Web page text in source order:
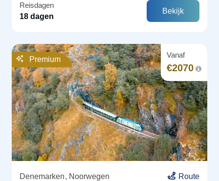
Reisdagen
18 dagen
Bekijk
Vanaf
€2070
Premium
Denemarken Noorwegen Route